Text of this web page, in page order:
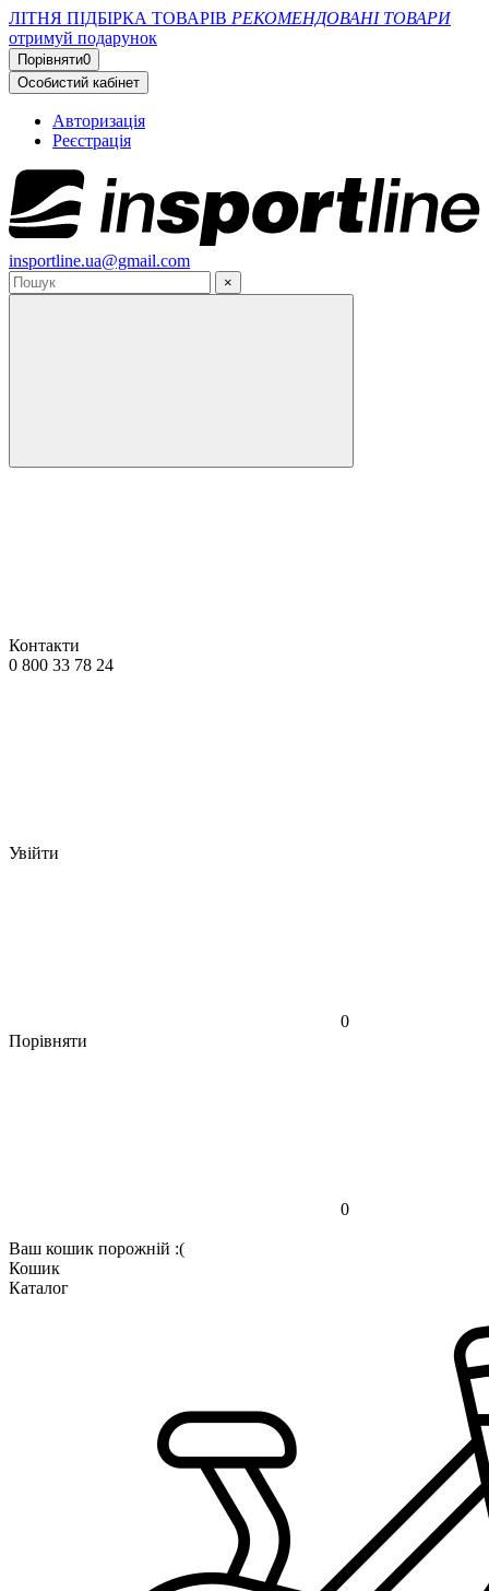
ЛІТНЯ ПІДБІРКА ТОВАРІВ РЕКОМЕНДОВАНІ ТОВАРИ
отримуй подарунок
Порівняти0
Особистий кабінет
Авторизація
Реєстрація
insportline.ua@gmail.com
×
Контакти
0 800 33 78 24
Увійти
0
Порівняти
0
Ваш кошик порожній :(
Кошик
Каталог